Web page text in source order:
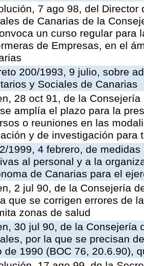
7 ago 98, del
de Canarias de la
un curso regular para
de Empresas, en el
200/1993, 9 julio, sobre
y Sociales de Canarias
28 oct 91, de la
amplía el plazo para la
o reuniones en las
y de investigación para
1999, 4 febrero, de
al personal y a la
de Canarias para el
2 jul 90, de la Consejería
que se corrigen errores de
zonas de salud
30 jul 90, de la Consejería
por la que se precisan
de 1990 (BOC 76, 20.6.90),